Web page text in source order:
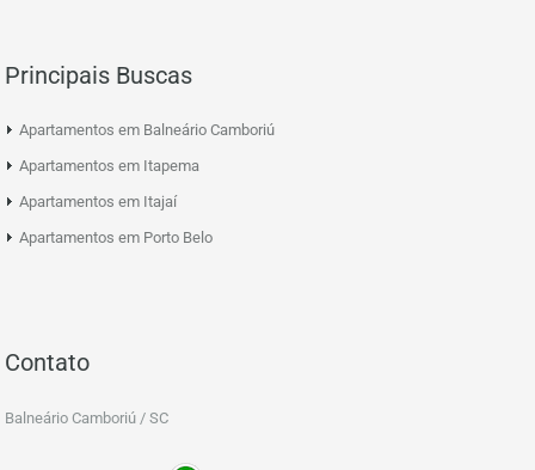
Principais Buscas
Apartamentos em Balneário Camboriú
Apartamentos em Itapema
Apartamentos em Itajaí
Apartamentos em Porto Belo
Contato
Balneário Camboriú / SC